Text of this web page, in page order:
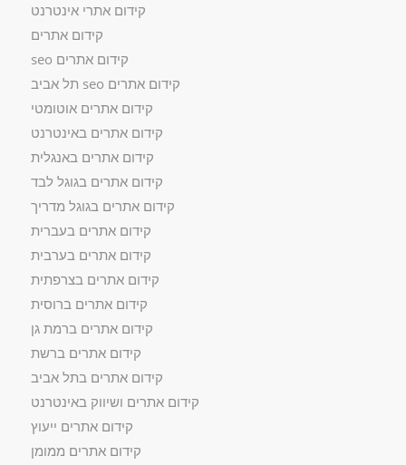
קידום אתרי אינטרנט
קידום אתרים
קידום אתרים seo
קידום אתרים seo תל אביב
קידום אתרים אוטומטי
קידום אתרים באינטרנט
קידום אתרים באנגלית
קידום אתרים בגוגל לבד
קידום אתרים בגוגל מדריך
קידום אתרים בעברית
קידום אתרים בערבית
קידום אתרים בצרפתית
קידום אתרים ברוסית
קידום אתרים ברמת גן
קידום אתרים ברשת
קידום אתרים בתל אביב
קידום אתרים ושיווק באינטרנט
קידום אתרים ייעוץ
קידום אתרים ממומן